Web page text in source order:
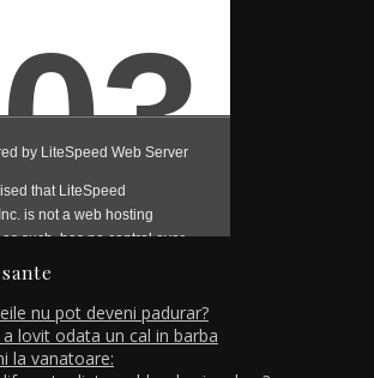
nu pot deveni padurar?
a lovit odata un cal in barba
la vanatoare: